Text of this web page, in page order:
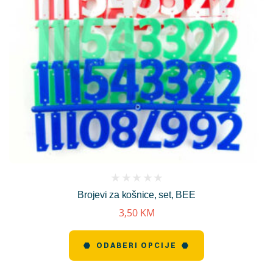
Brojevi za košnice, set, BEE
reviews)
3,50 KM
ODABERI OPCIJE